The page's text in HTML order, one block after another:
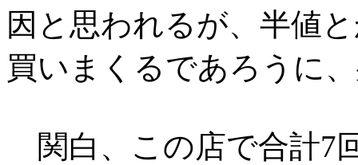
因と思われるが、半値
買いまくるであろうに
関白、この店で合計7